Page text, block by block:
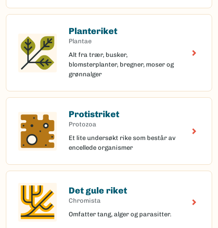
Planteriket
Plantae
Alt fra trær, busker,
blomsterplanter, bregner, moser og
grønnalger
Protistriket
Protozoa
Et lite undersøkt rike som består av
encellede organismer
Det gule riket
Chromista
Omfatter tang, alger og parasitter.